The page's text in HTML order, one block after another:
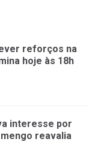
reforços na
hoje às 18h
interesse por
reavalia